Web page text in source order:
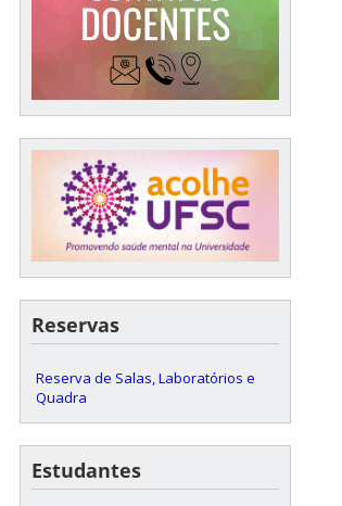
Reservas
Reserva de Salas, Laboratórios e
Quadra
Estudantes